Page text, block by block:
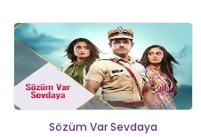
Sözüm Var Sevdaya